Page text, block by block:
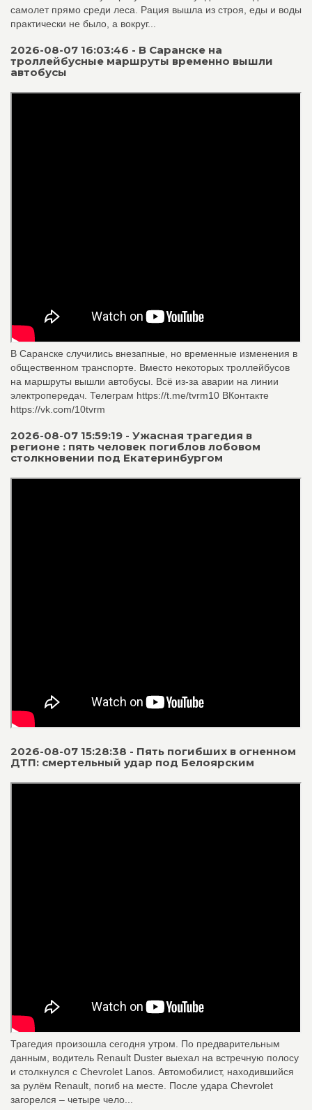
самолет прямо среди леса. Рация вышла из строя, еды и воды
практически не было, а вокруг...
2026-08-07 16:03:46 - В Саранске на
троллейбусные маршруты временно вышли
автобусы
В Саранске случились внезапные, но временные изменения в
общественном транспорте. Вместо некоторых троллейбусов
на маршруты вышли автобусы. Всё из-за аварии на линии
электропередач. Телеграм https://t.me/tvrm10 ВКонтакте
https://vk.com/10tvrm
2026-08-07 15:59:19 - Ужасная трагедия в
регионе : пять человек погиблов лобовом
столкновении под Екатеринбургом
2026-08-07 15:28:38 - Пять погибших в огненном
ДТП: смертельный удар под Белоярским
Трагедия произошла сегодня утром. По предварительным
данным, водитель Renault Duster выехал на встречную полосу
и столкнулся с Chevrolet Lanos. Автомобилист, находившийся
за рулём Renault, погиб на месте. После удара Chevrolet
загорелся – четыре чело...